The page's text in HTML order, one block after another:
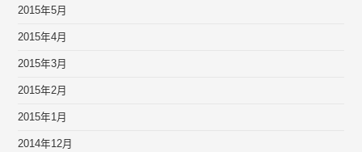
2015年5月
2015年4月
2015年3月
2015年2月
2015年1月
2014年12月